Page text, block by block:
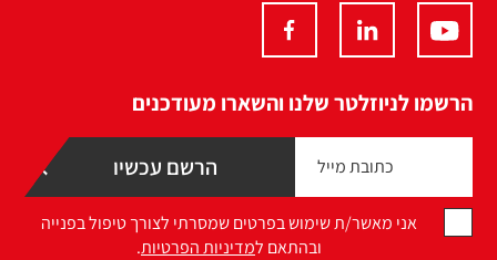
הרשמו לניוזלטר שלנו והשארו מעודכנים
אני מאשר/ת שימוש בפרטים שמסרתי לצורך טיפול בפנייה
ובהתאם למדיניות הפרטיות.